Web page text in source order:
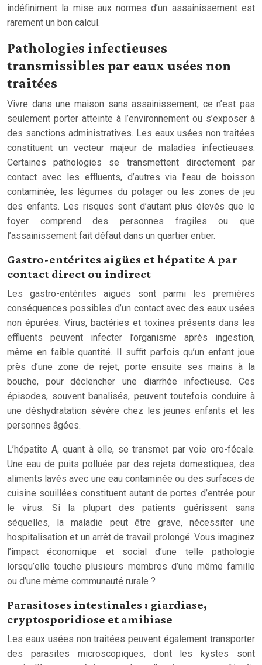
indéfiniment la mise aux normes d’un assainissement est
rarement un bon calcul.
Pathologies infectieuses
transmissibles par eaux usées non
traitées
Vivre dans une maison sans assainissement, ce n’est pas
seulement porter atteinte à l’environnement ou s’exposer à
des sanctions administratives. Les eaux usées non traitées
constituent un vecteur majeur de maladies infectieuses.
Certaines pathologies se transmettent directement par
contact avec les effluents, d’autres via l’eau de boisson
contaminée, les légumes du potager ou les zones de jeu
des enfants. Les risques sont d’autant plus élevés que le
foyer comprend des personnes fragiles ou que
l’assainissement fait défaut dans un quartier entier.
Gastro-entérites aigües et hépatite A par
contact direct ou indirect
Les gastro-entérites aiguës sont parmi les premières
conséquences possibles d’un contact avec des eaux usées
non épurées. Virus, bactéries et toxines présents dans les
effluents peuvent infecter l’organisme après ingestion,
même en faible quantité. Il suffit parfois qu’un enfant joue
près d’une zone de rejet, porte ensuite ses mains à la
bouche, pour déclencher une diarrhée infectieuse. Ces
épisodes, souvent banalisés, peuvent toutefois conduire à
une déshydratation sévère chez les jeunes enfants et les
personnes âgées.
L’hépatite A, quant à elle, se transmet par voie oro-fécale.
Une eau de puits polluée par des rejets domestiques, des
aliments lavés avec une eau contaminée ou des surfaces de
cuisine souillées constituent autant de portes d’entrée pour
le virus. Si la plupart des patients guérissent sans
séquelles, la maladie peut être grave, nécessiter une
hospitalisation et un arrêt de travail prolongé. Vous imaginez
l’impact économique et social d’une telle pathologie
lorsqu’elle touche plusieurs membres d’une même famille
ou d’une même communauté rurale ?
Parasitoses intestinales : giardiase,
cryptosporidiose et amibiase
Les eaux usées non traitées peuvent également transporter
des parasites microscopiques, dont les kystes sont